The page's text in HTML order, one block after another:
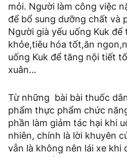
mỏi. Người làm công việc
để bổ sung dưỡng chất và
Người già yếu uống Kuk
khỏe,tiêu hóa tốt,ăn
uống Kuk để tăng nội tiết
xuân…
Từ những bài bài thuốc
phẩm thực phẩm chức
phần làm giảm tác hại khi
nhiên, chính là lời khuyên
vẫn là không nên lái xe khi